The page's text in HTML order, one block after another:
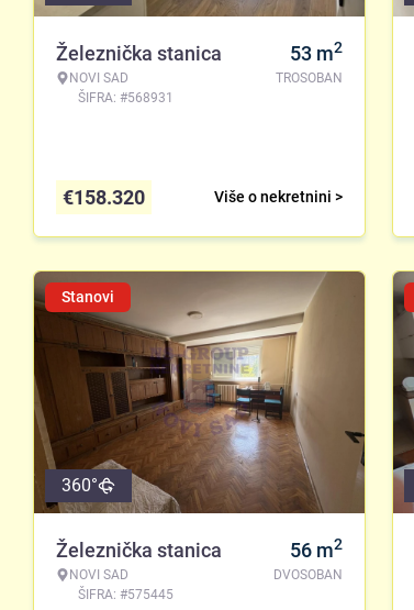
Železnička stanica
NOVI SAD
ŠIFRA: #568931
53 m2
TROSOBAN
Više o nekretnini >
€158.320
Stanovi
360°
Železnička stanica
NOVI SAD
ŠIFRA: #575445
56 m2
DVOSOBAN